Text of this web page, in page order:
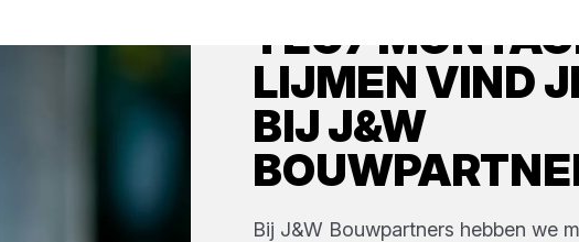
TEC7
LIJMENVIND
BIJJ&W
Bij J&W Bouwpartners hebben we